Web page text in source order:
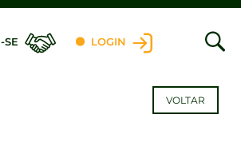
SE LOGIN
VOLTAR